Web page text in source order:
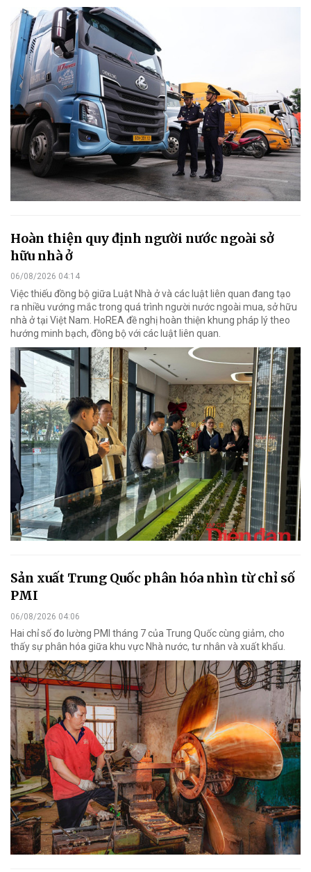
Hoàn thiện quy định người nước ngoài sở
hữu nhà ở
06/08/2026 04:14
Việc thiếu đồng bộ giữa Luật Nhà ở và các luật liên quan đang tạo
ra nhiều vướng mắc trong quá trình người nước ngoài mua, sở hữu
nhà ở tại Việt Nam. HoREA đề nghị hoàn thiện khung pháp lý theo
hướng minh bạch, đồng bộ với các luật liên quan.
Sản xuất Trung Quốc phân hóa nhìn từ chỉ số
PMI
06/08/2026 04:06
Hai chỉ số đo lường PMI tháng 7 của Trung Quốc cùng giảm, cho
thấy sự phân hóa giữa khu vực Nhà nước, tư nhân và xuất khẩu.